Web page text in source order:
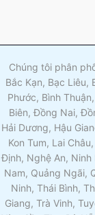
Chúng tôi phân
Bắc Kạn, Bạc Liêu,
Phước, Bình
Biên, Đồng Nai,
Hải Dương, Hậu
Kon Tum, Lai
Định, Nghệ An, Ninh
Nam, Quảng Ngãi,
Ninh, Thái Bình,
Giang, Trà Vinh,